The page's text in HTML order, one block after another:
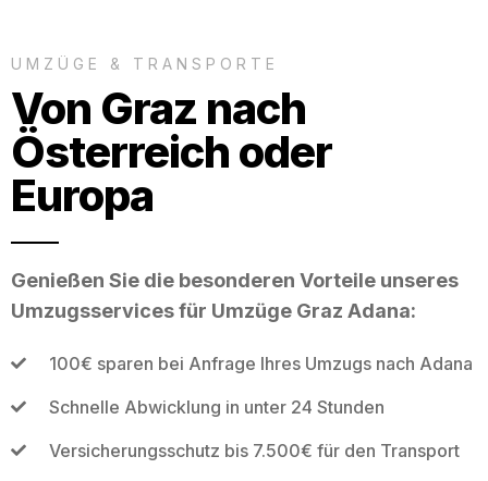
UMZÜGE & TRANSPORTE
Von Graz nach
Österreich oder
Europa
Genießen Sie die besonderen Vorteile unseres
Umzugsservices für Umzüge Graz Adana:
100€ sparen bei Anfrage Ihres Umzugs nach Adana
Schnelle Abwicklung in unter 24 Stunden
Versicherungsschutz bis 7.500€ für den Transport